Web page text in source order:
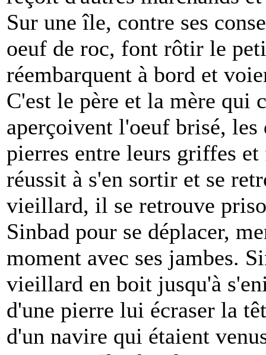
Sur une île, contre ses
oeuf de roc, font rôtir le
réembarquent à bord et
C'est le père et la mère qui
aperçoivent l'oeuf brisé, les
pierres entre leurs griffes
réussit à s'en sortir et se
vieillard, il se retrouve
Sinbad pour se déplacer,
moment avec ses jambes.
vieillard en boit jusqu'à
d'une pierre lui écraser la
d'un navire qui étaient